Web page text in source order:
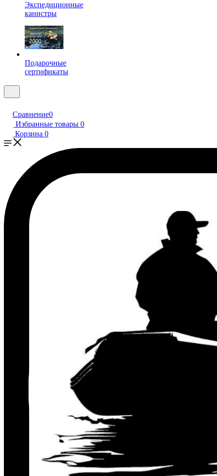
Экспедиционные
канистры
Подарочные
сертификаты
Сравнение0
Избранные товары 0
Корзина 0